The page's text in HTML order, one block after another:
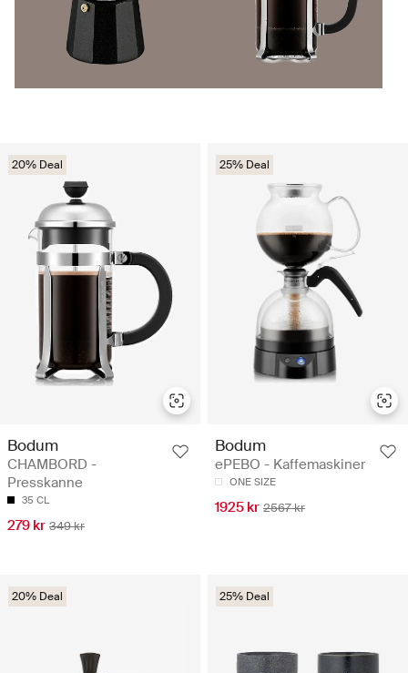
20% Deal
Bodum
CHAMBORD -
Presskanne
35 CL
279 kr 349 kr
25% Deal
Bodum
ePEBO - Kaffemaskiner
ONE SIZE
1925 kr 2567 kr
20% Deal 25% Deal